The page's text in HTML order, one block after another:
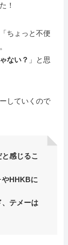
！
ちょっと不便
ない？ 」と思
していくので
感じるこ
やHHKBに
テメーは